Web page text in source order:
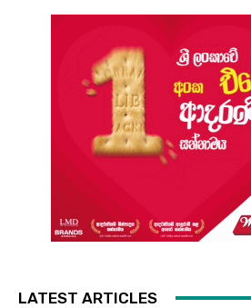
LATEST ARTICLES